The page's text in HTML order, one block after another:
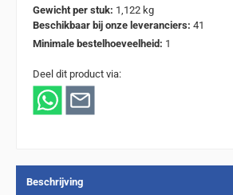
Gewicht per stuk: 1,122 kg
Beschikbaar bij onze leveranciers: 41
Minimale bestelhoeveelheid: 1
Deel dit product via:
Beschrijving